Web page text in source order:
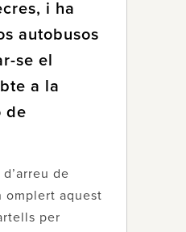
i ha
autobusos
se el
a la
de
de
omplert aquest
per